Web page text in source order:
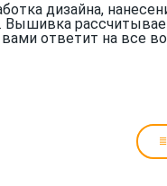
дизайна,
ответит на все